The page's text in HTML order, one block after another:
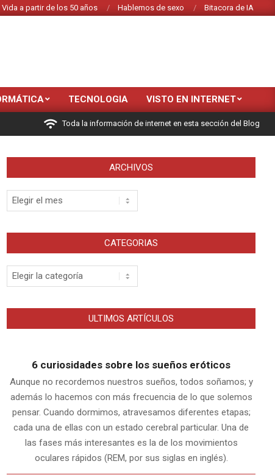
Vida a partir de los 50 años Hablemos de sexo Bitacora de IA
TECNOLOGIA VISTO EN INTERNET
Toda la información de internet en esta sección del Blog
ARCHIVOS
Archivos
CATEGORIAS
Categorias
ULTIMOS ARTÍCULOS
6 curiosidades sobre los sueños eróticos
Aunque no recordemos nuestros sueños, todos soñamos; y
además lo hacemos con más frecuencia de lo que solemos
pensar. Cuando dormimos, atravesamos diferentes etapas;
cada una de ellas con un estado cerebral particular. Una de
las fases más interesantes es la de los movimientos
oculares rápidos (REM, por sus siglas en inglés).